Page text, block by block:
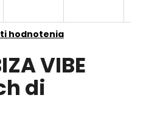
hodnotenia
VIBE
di